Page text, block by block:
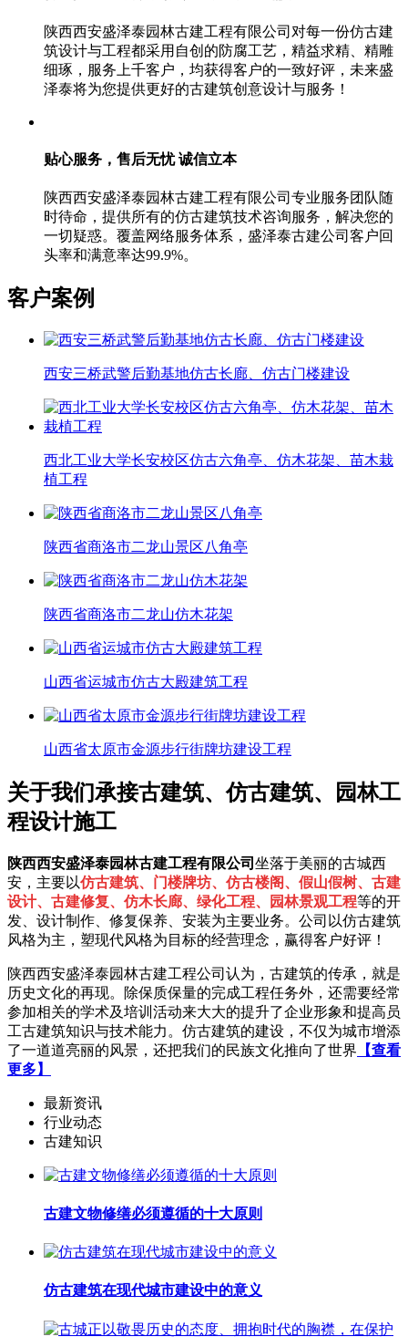
陕西西安盛泽泰园林古建工程有限公司对每一份仿古建
筑设计与工程都采用自创的防腐工艺，精益求精、精雕
细琢，服务上千客户，均获得客户的一致好评，未来盛
泽泰将为您提供更好的古建筑创意设计与服务！
贴心服务，售后无忧诚信立本
陕西西安盛泽泰园林古建工程有限公司专业服务团队随
时待命，提供所有的仿古建筑技术咨询服务，解决您的
一切疑惑。覆盖网络服务体系，盛泽泰古建公司客户回
头率和满意率达99.9%。
客户案例
西安三桥武警后勤基地仿古长廊、仿古门楼建设
西北工业大学长安校区仿古六角亭、仿木花架、苗木栽
植工程
陕西省商洛市二龙山景区八角亭
陕西省商洛市二龙山仿木花架
山西省运城市仿古大殿建筑工程
山西省太原市金源步行街牌坊建设工程
关于我们承接古建筑、仿古建筑、园林工
程设计施工
陕西西安盛泽泰园林古建工程有限公司 坐落于美丽的古城西
安，主要以仿古建筑、门楼牌坊、仿古楼阁、假山假树、古建
设计、古建修复、仿木长廊、绿化工程、园林景观工程等的开
发、设计制作、修复保养、安装为主要业务。公司以仿古建筑
风格为主，塑现代风格为目标的经营理念，赢得客户好评！
陕西西安盛泽泰园林古建工程公司认为，古建筑的传承，就是
历史文化的再现。除保质保量的完成工程任务外，还需要经常
参加相关的学术及培训活动来大大的提升了企业形象和提高员
工古建筑知识与技术能力。仿古建筑的建设，不仅为城市增添
了一道道亮丽的风景，还把我们的民族文化推向了世界 【查看
更多】
最新资讯
行业动态
古建知识
古建文物修缮必须遵循的十大原则
仿古建筑在现代城市建设中的意义